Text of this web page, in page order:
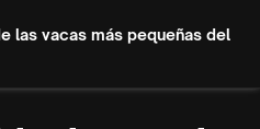
las vacas más pequeñas del